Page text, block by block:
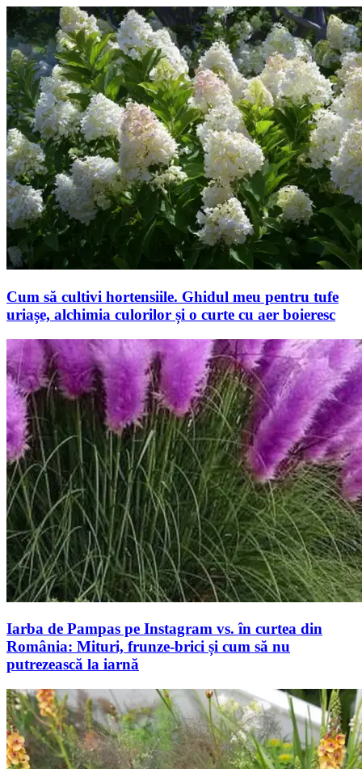
Cum să cultivi hortensiile. Ghidul meu pentru tufe
uriașe, alchimia culorilor și o curte cu aer boieresc
Iarba de Pampas pe Instagram vs. în curtea din
România: Mituri, frunze-brici și cum să nu
putrezească la iarnă